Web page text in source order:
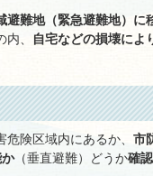
避難地（緊急避難地）に
、
自宅などの損壊によ
険区域内にあるか、 市
（垂直避難）どうか確認